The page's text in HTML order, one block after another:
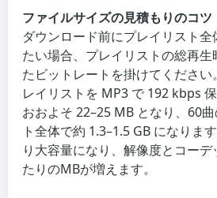
ファイルサイズの見積もりのコツ
ダウンロード前にプレイリスト
たい場合、プレイリストの総再
たビットレートを掛けてくださ
レイリストを MP3 で 192 kbps
おおよそ 22–25 MB となり、60
ト全体で約 1.3–1.5 GB になりま
り大容量になり、解像度とコー
たりのMBが増えます。